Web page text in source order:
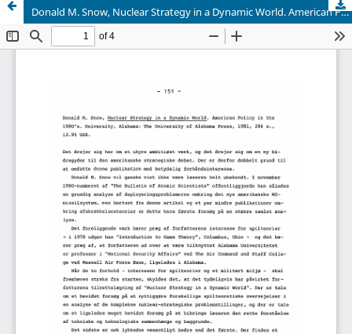
Donald M. Snow, Nuclear Strategy in a Dynamic World. American Policy in the 198O's. University, Alabama: The University of Alabama Press, 1981, 284 s., 12.95 US$.